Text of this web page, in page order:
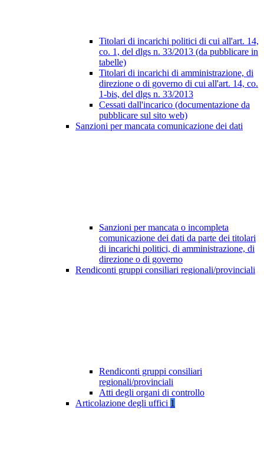
Titolari di incarichi politici di cui all'art. 14,
co. 1, del dlgs n. 33/2013 (da pubblicare in
tabelle)
Titolari di incarichi di amministrazione, di
direzione o di governo di cui all'art. 14, co.
1-bis, del dlgs n. 33/2013
Cessati dall'incarico (documentazione da
pubblicare sul sito web)
Sanzioni per mancata comunicazione dei dati
Sanzioni per mancata o incompleta
comunicazione dei dati da parte dei titolari
di incarichi politici, di amministrazione, di
direzione o di governo
Rendiconti gruppi consiliari regionali/provinciali
Rendiconti gruppi consiliari
regionali/provinciali
Atti degli organi di controllo
Articolazione degli uffici 1